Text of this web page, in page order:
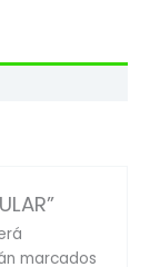
marcados